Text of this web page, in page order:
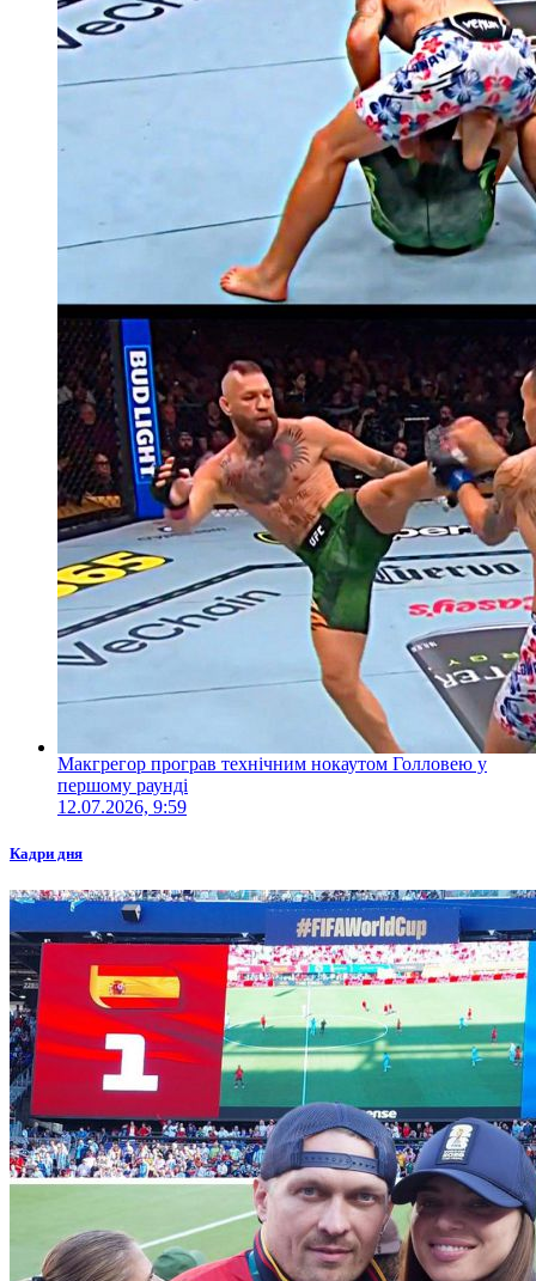
Макгрегор програв технічним нокаутом Голловею у
першому раунді
12.07.2026, 9:59
Кадри дня